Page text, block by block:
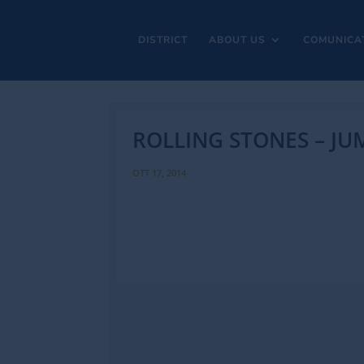
DISTRICT ABOUT US
ROLLING STONES –
OTT 17, 2014